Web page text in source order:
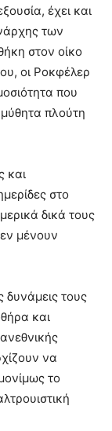
έχει και
των
στον οίκο
οι Ροκφέλερ
που
πλούτη
και
στο
δικά τους
μένουν
δυνάμεις τους
και
να
το